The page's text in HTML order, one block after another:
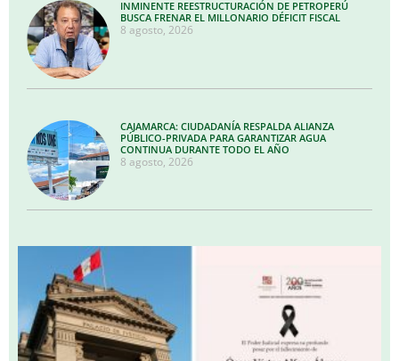
INMINENTE REESTRUCTURACIÓN DE PETROPERÚ
BUSCA FRENAR EL MILLONARIO DÉFICIT FISCAL
8 agosto, 2026
CAJAMARCA: CIUDADANÍA RESPALDA ALIANZA
PÚBLICO-PRIVADA PARA GARANTIZAR AGUA
CONTINUA DURANTE TODO EL AÑO
8 agosto, 2026